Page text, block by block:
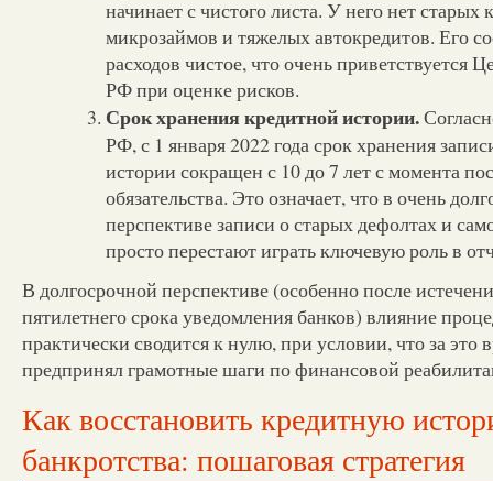
начинает с чистого листа. У него нет старых
микрозаймов и тяжелых автокредитов. Его
расходов чистое, что очень приветствуется
РФ при оценке рисков.
Срок хранения кредитной истории.
РФ, с 1 января 2022 года срок хранения
истории сокращен с 10 до 7 лет с момента
обязательства. Это означает, что в очень
перспективе записи о старых дефолтах и
просто перестают играть ключевую роль в
В долгосрочной перспективе (особенно после
пятилетнего срока уведомления банков) влияние
практически сводится к нулю, при условии, что за это
предпринял грамотные шаги по финансовой
Как восстановить кредитную
банкротства: пошаговая стратегия